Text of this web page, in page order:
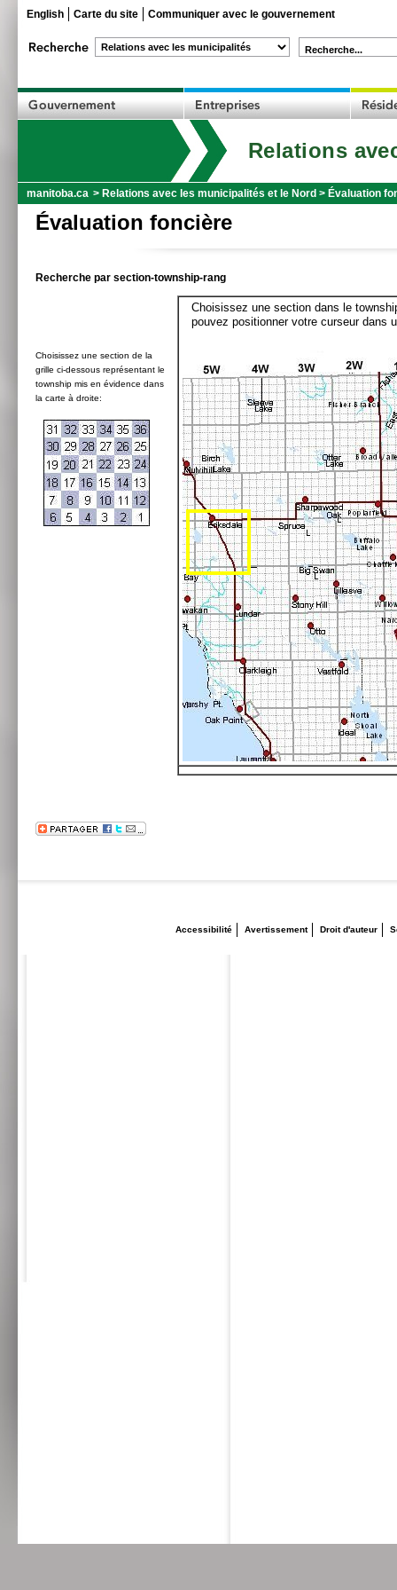
English Carte du site Communiquer avec le gouvernement
Recherche...
Relations
manitoba.ca > Relations avec les municipalités et le Nord > Évaluation
Évaluation foncière
Recherche par section-township-rang
Choisissez une section de la
grille ci-dessous représentant le
township mis en évidence dans
la carte à droite:
Choisissez une section dans le
pouvez positionner votre curseur dans
Accessibilité Avertissement Droit d'auteur